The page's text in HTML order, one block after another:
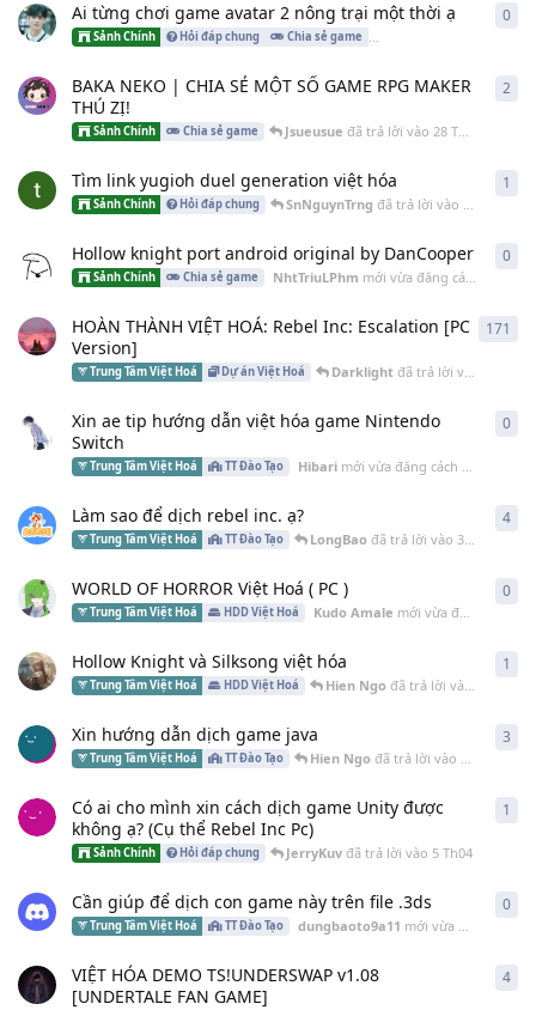
Ai từng chơi game avatar 2 nông trại một thời ạ
Sảnh Chính Hỏi đáp chung Chia sẻ game
0
BAKA NEKO | CHIA SẺ MỘT SỐ GAME RPG MAKER
THÚ ZỊ!
Sảnh Chính Chia sẻ game Jsueusue đã trả lời vào 28 Th06
2
Tìm link yugioh duel generation việt hóa
Sảnh Chính Hỏi đáp chung SnNguynTrng đã trả lời vào 20 Th06
1
Hollow knight port android original by DanCooper
Sảnh Chính Chia sẻ game NhtTriuLPhm mới vừa đăng cách đây
0
HOÀN THÀNH VIỆT HOÁ: Rebel Inc: Escalation [PC
Version]
Trung Tâm Việt Hoá Dự án Việt Hoá Darklightđã trả lời vào
171
Xin ae tip hướng dẫn việt hóa game Nintendo
Switch
Trung Tâm Việt Hoá TT Đào Tạo Hibarimới vừa đăng cách đây
0
Làm sao để dịch rebel inc. ạ?
Trung Tâm Việt Hoá TT Đào Tạo LongBao đã trả lời vào 30 Th05
4
WORLD OF HORROR Việt Hoá ( PC )
Trung Tâm Việt Hoá HDD Việt Hoá Kudo Amale mới vừa đăng cách đây
0
Hollow Knight và Silksong việt hóa
Trung Tâm Việt Hoá HDD Việt Hoá Hien Ngo đã trả lời vào
1
Xin hướng dẫn dịch game java
Trung Tâm Việt Hoá TT Đào Tạo Hien Ngo đã trả lời vào 18 Th04
3
Có ai cho mình xin cách dịch game Unity được
không ạ? (Cụ thể Rebel Inc Pc)
Sảnh Chính Hỏi đáp chung JerryKuvđã trả lời vào 5 Th04
1
Cần giúp để dịch con game này trên file .3ds
Trung Tâm Việt Hoá TT Đào Tạo dungbaoto9a11 mới vừa đăng cách đây
0
VIỆT HÓA DEMO TS!UNDERSWAP v1.08
[UNDERTALE FAN GAME]
4